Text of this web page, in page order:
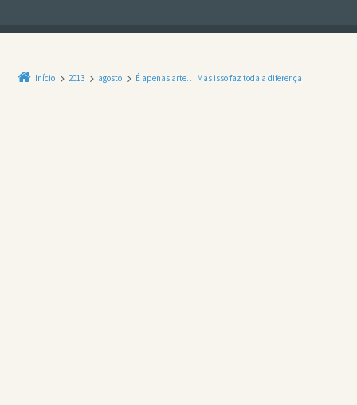
Início 2013 agosto É apenas arte… Mas isso faz toda a diferença